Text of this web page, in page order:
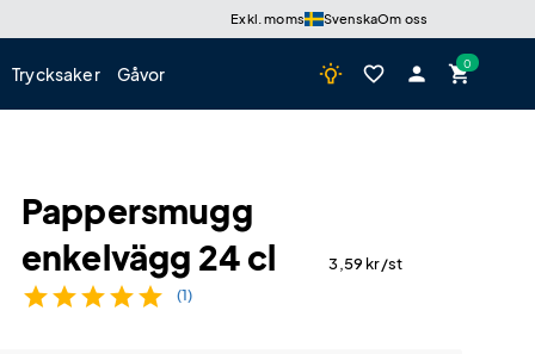
Exkl. moms SvenskaOm oss
Trycksaker Gåvor wb_incandescent favorite_border person shopping_cart
Pappersmugg
enkelvägg 24 cl
3,59 kr/st
starstarstarstarstar (1)